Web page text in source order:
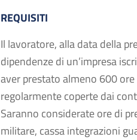
REQUISITI
Il lavoratore, alla data della
dipendenze di un’impresa
aver prestato almeno 600
regolarmente coperte dai
Saranno considerate ore di
militare, cassa integrazioni